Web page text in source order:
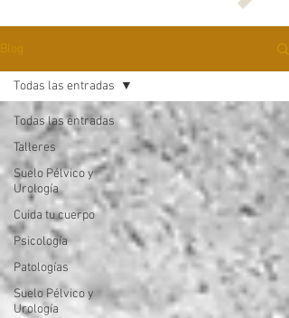
Blog
Todas las entradas
Talleres
Suelo Pélvico y
Urología
Cuida tu cuerpo
Psicología
Patologías
Suelo Pélvico y
Urología
Todas las entradas